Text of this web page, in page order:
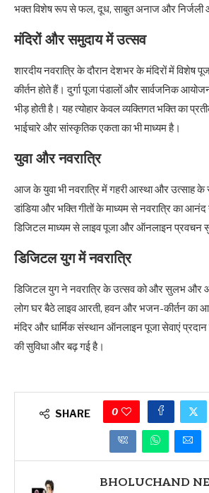
भक्त विशेष रूप से फल, दूध, साबुत अनाज और निर्जली
मंदिरों और समुदाय में उत्सव
शारदीय नवरात्रि के दौरान देशभर के मंदिरों में विशेष
कीर्तन होते हैं। दुर्गा पूजा पंडालों और सार्वजनिक
भीड़ होती है। यह त्योहार केवल व्यक्तिगत भक्ति का
भाईचारे और सांस्कृतिक एकता का भी माध्यम है।
युवा और नवरात्रि
आज के युवा भी नवरात्रि में गहरी आस्था और उत्साह के
डांडिया और भक्ति गीतों के माध्यम से नवरात्रि का
डिजिटल माध्यम से लाइव पूजा और ऑनलाइन प्रवचन
डिजिटल युग में नवरात्रि
डिजिटल युग ने नवरात्रि के उत्सव को और सुलभ और
लोग घर बैठे लाइव आरती, हवन और भजन-कीर्तन
मंदिर और धार्मिक संस्थान ऑनलाइन पूजा सेवाएं
की सुविधा और बढ़ गई है।
SHARE 0
BHOLUCHAND